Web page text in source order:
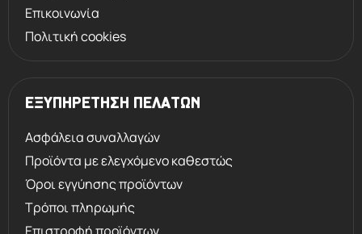
Επικοινωνία
Πολιτική cookies
ΕΞΥΠΗΡΕΤΗΣΗ ΠΕΛΑΤΩΝ
Ασφάλεια συναλλαγών
Προϊόντα με ελεγχόμενο καθεστώς
Όροι εγγύησης προϊόντων
Τρόποι πληρωμής